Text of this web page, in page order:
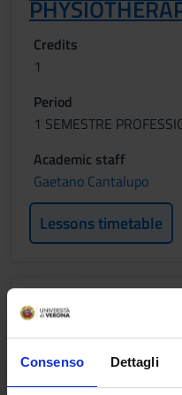
Consenso Dettagli
Credits
1
Period
1 SEMESTRE
Academic staff
Gaetano Cantalupo
Lessons timetable
METHODOLOGY
IN